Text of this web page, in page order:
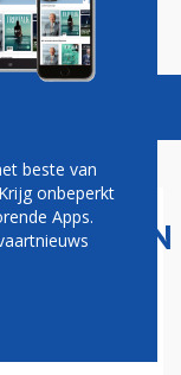
Vacatures
beste van
onbeperkt
Apps.